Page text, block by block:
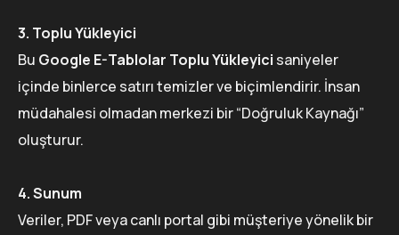
3. Toplu Yükleyici
Bu Google E-Tablolar Toplu Yükleyici saniyeler
içinde binlerce satırı temizler ve biçimlendirir. İnsan
müdahalesi olmadan merkezi bir “Doğruluk Kaynağı”
oluşturur.
4. Sunum
Veriler, PDF veya canlı portal gibi müşteriye yönelik bir